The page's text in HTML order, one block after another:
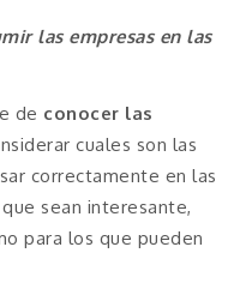
las empresas en las
de conocer las
cuales son las
correctamente en las
sean interesante,
para los que pueden